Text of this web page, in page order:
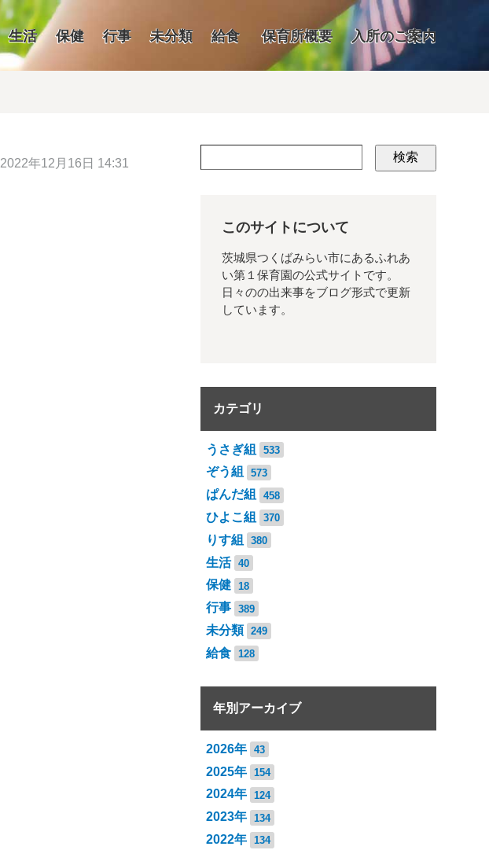
生活 保健 行事 未分類 給食 保育所概要 入所のご案内
2022年12月16日 14:31 検索
このサイトについて
茨城県つくばみらい市にあるふれあ
い第１保育園の公式サイトです。
日々のの出来事をブログ形式で更新
しています。
カテゴリ
うさぎ組 533
ぞう組 573
ぱんだ組 458
ひよこ組 370
りす組 380
生活 40
保健 18
行事 389
未分類 249
給食 128
年別アーカイブ
2026年 43
2025年 154
2024年 124
2023年 134
2022年 134